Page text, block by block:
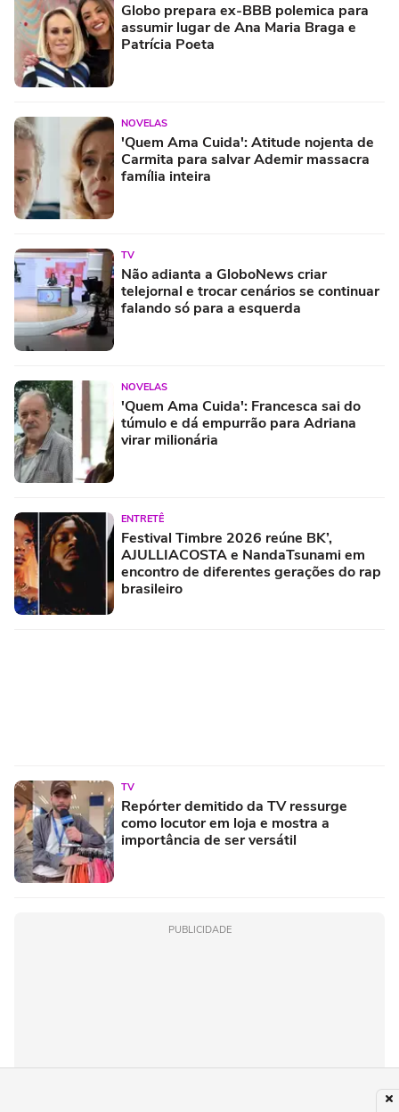
Globo prepara ex-BBB polemica para
assumir lugar de Ana Maria Braga e
Patrícia Poeta
NOVELAS
'Quem Ama Cuida': Atitude nojenta de
Carmita para salvar Ademir massacra
família inteira
TV
Não adianta a GloboNews criar
telejornal e trocar cenários se continuar
falando só para a esquerda
NOVELAS
'Quem Ama Cuida': Francesca sai do
túmulo e dá empurrão para Adriana
virar milionária
ENTRETÊ
Festival Timbre 2026 reúne BK’,
AJULLIACOSTA e NandaTsunami em
encontro de diferentes gerações do rap
brasileiro
TV
Repórter demitido da TV ressurge
como locutor em loja e mostra a
importância de ser versátil
PUBLICIDADE